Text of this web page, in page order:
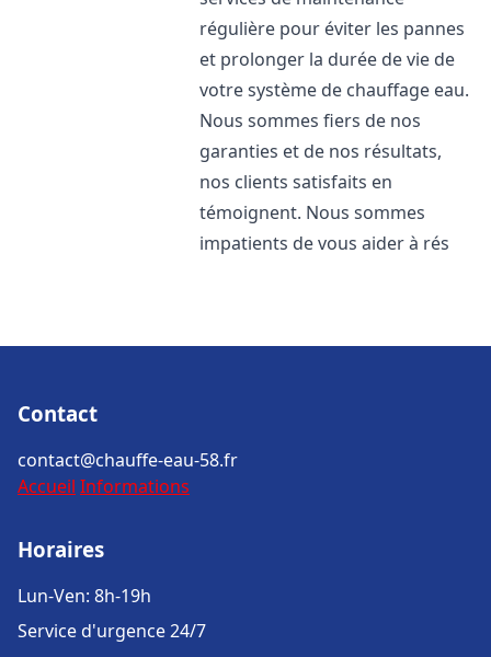
régulière pour éviter les pannes
et prolonger la durée de vie de
votre système de chauffage eau.
Nous sommes fiers de nos
garanties et de nos résultats,
nos clients satisfaits en
témoignent. Nous sommes
impatients de vous aider à rés
Contact
contact@chauffe-eau-58.fr
Accueil Informations
Horaires
Lun-Ven: 8h-19h
Service d'urgence 24/7